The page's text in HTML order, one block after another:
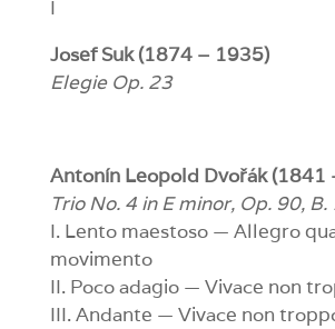
I
Josef Suk (1874 – 1935)
Elegie Op. 23
Antonín Leopold Dvořák (1841
Trio No. 4 in E minor, Op. 90,
I. Lento maestoso — Allegro
movimento
II. Poco adagio — Vivace non
III. Andante — Vivace non